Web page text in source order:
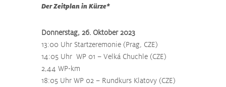
Der Zeitplan in Kürze*
Donnerstag, 26. Oktober 2023
13:00 Uhr Startzeremonie (Prag, CZE)
14:05 Uhr  WP 01 – Velká Chuchle (CZE)
2,44 WP-km
18:05 Uhr WP 02 – Rundkurs Klatovy (CZE)